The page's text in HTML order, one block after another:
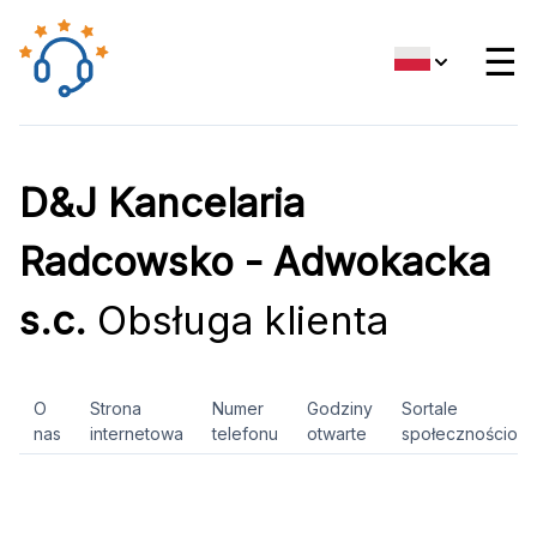
☰
D&J Kancelaria
Radcowsko - Adwokacka
s.c. Obsługa klienta
O
nas
Strona
internetowa
Numer
telefonu
Godziny
otwarte
Sortale